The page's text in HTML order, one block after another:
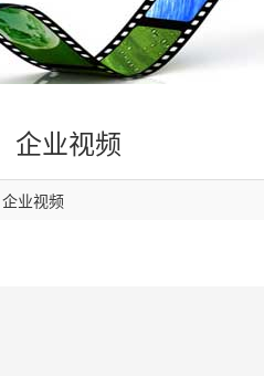
企业视频
企业视频